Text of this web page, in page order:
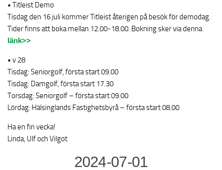
Nyheter
Golfnyheter
Nedslagsmärken
Hole-In-One
Banfakta
• Titleist Demo
Tisdag den 16 juli kommer Titleist återigen på besök för demodag.
Tider finns att boka mellan 12.00-18.00. Bokning sker via denna
länk>>
• v 28
Tisdag: Seniorgolf, första start 09.00
Tisdag: Damgolf, första start 17.30
Torsdag: Seniorgolf – första start 09.00
Lördag: Hälsinglands Fastighetsbyrå – första start 08.00
Ha en fin vecka!
Linda, Ulf och Vilgot
2024-07-01